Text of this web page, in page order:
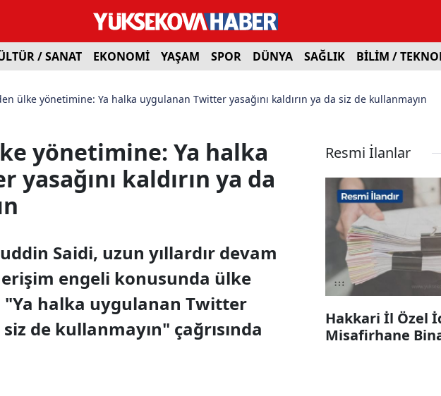
/ SANAT EKONOMİ YAŞAM SPOR DÜNYA SAĞLIK BİLİM /
ülke yönetimine: Ya halka uygulanan Twitter yasağını kaldırın ya da siz de kullanmayın
yönetimine: Ya halka
kaldırın ya da
Saidi, uzun yıllardır devam
engeli konusunda ülke
halka uygulanan Twitter
siz de kullanmayın" çağrısında
Resmi İlanlar
Hakkari İl Özel
Misafirhane